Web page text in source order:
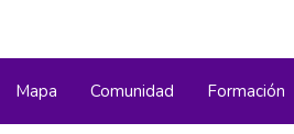
Mapa Comunidad Formación